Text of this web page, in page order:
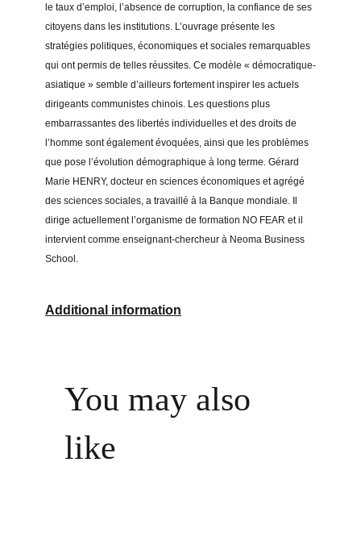
a
n
t
i
t
y
le taux d’emploi, l’absence de corruption, la confiance de ses
citoyens dans les institutions. L’ouvrage présente les
stratégies politiques, économiques et sociales remarquables
qui ont permis de telles réussites. Ce modèle « démocratique-
asiatique » semble d’ailleurs fortement inspirer les actuels
dirigeants communistes chinois. Les questions plus
embarrassantes des libertés individuelles et des droits de
l’homme sont également évoquées, ainsi que les problèmes
que pose l’évolution démographique à long terme. Gérard
Marie HENRY, docteur en sciences économiques et agrégé
des sciences sociales, a travaillé à la Banque mondiale. Il
dirige actuellement l’organisme de formation NO FEAR et il
intervient comme enseignant-chercheur à Neoma Business
School.
Additional information
You may also
like